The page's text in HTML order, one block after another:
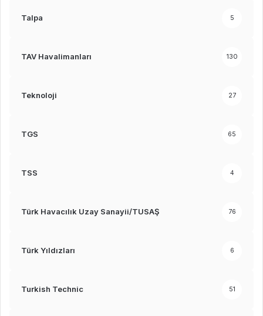
Talpa 5
TAV Havalimanları 130
Teknoloji 27
TGS 65
TSS 4
Türk Havacılık Uzay Sanayii/TUSAŞ 76
Türk Yıldızları 6
Turkish Technic 51